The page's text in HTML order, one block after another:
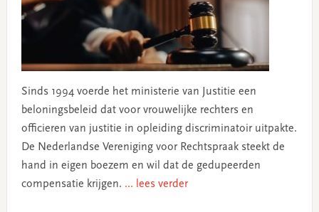
Sinds 1994 voerde het ministerie van Justitie een
beloningsbeleid dat voor vrouwelijke rechters en
officieren van justitie in opleiding discriminatoir uitpakte.
De Nederlandse Vereniging voor Rechtspraak steekt de
hand in eigen boezem en wil dat de gedupeerden
compensatie krijgen. ... lees verder